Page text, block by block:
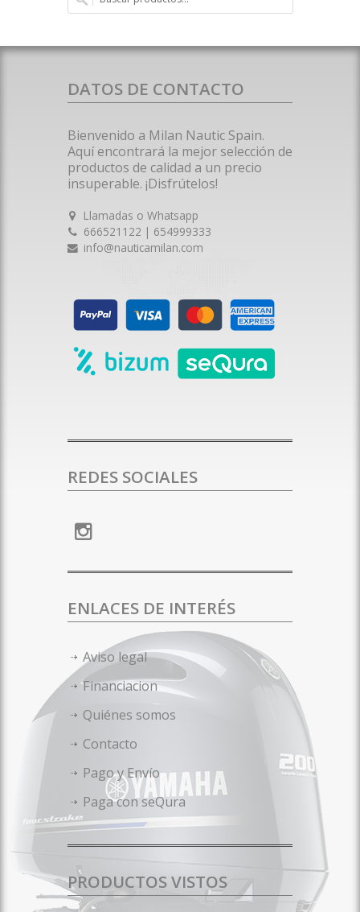
DATOS DE CONTACTO
Bienvenido a Milan Nautic Spain.
Aquí encontrará la mejor selección de
productos de calidad a un precio
insuperable. ¡Disfrútelos!
Llamadas o Whatsapp
666521122 | 654999333
info@nauticamilan.com
REDES SOCIALES
ENLACES DE INTERÉS
Aviso legal
Financiacion
Quiénes somos
Contacto
Pago y Envío
Paga con seQura
PRODUCTOS VISTOS